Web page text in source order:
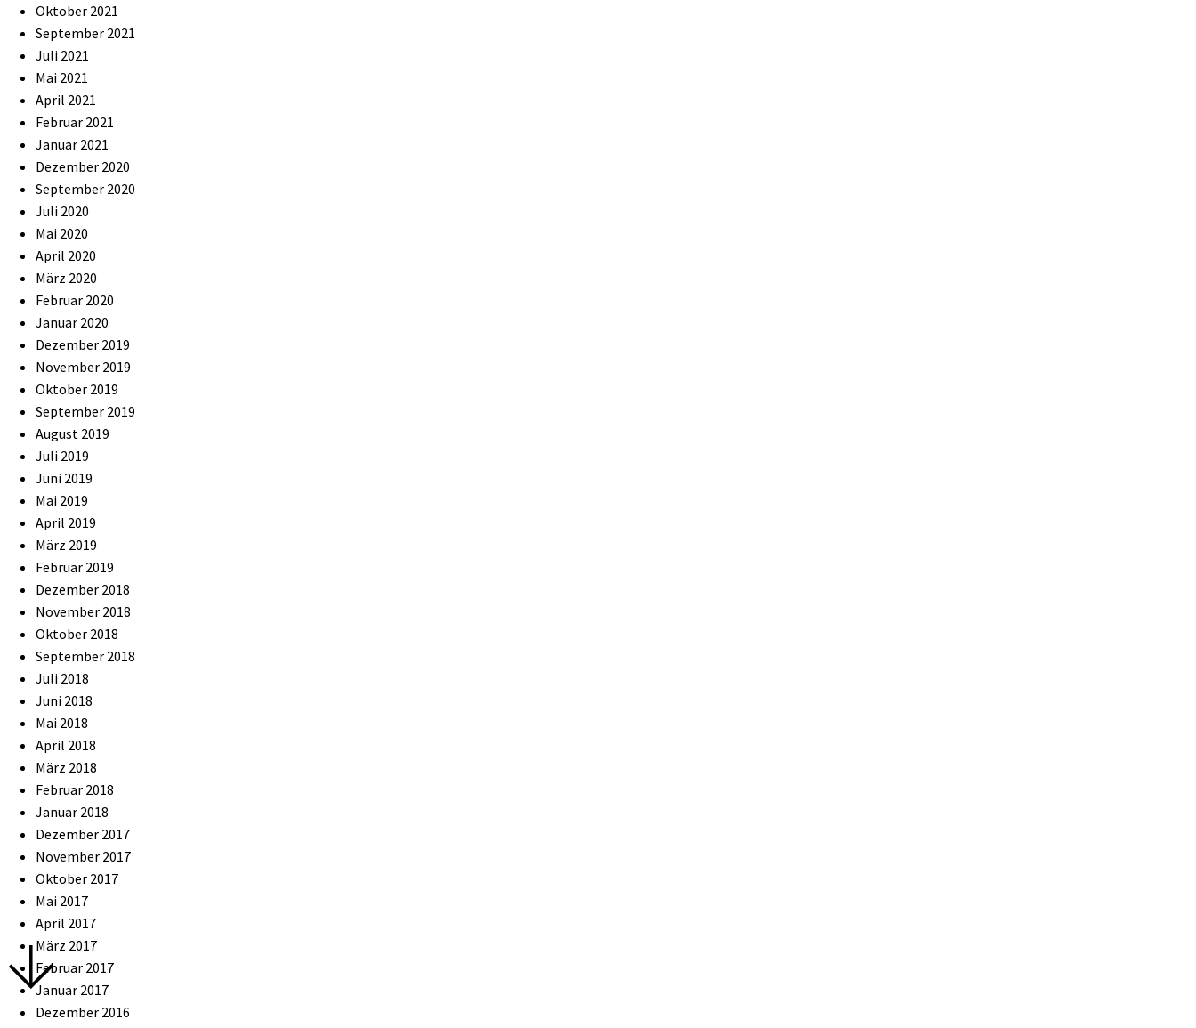
Oktober 2021
September 2021
Juli 2021
Mai 2021
April 2021
Februar 2021
Januar 2021
Dezember 2020
September 2020
Juli 2020
Mai 2020
April 2020
März 2020
Februar 2020
Januar 2020
Dezember 2019
November 2019
Oktober 2019
September 2019
August 2019
Juli 2019
Juni 2019
Mai 2019
April 2019
März 2019
Februar 2019
Dezember 2018
November 2018
Oktober 2018
September 2018
Juli 2018
Juni 2018
Mai 2018
April 2018
März 2018
Februar 2018
Januar 2018
Dezember 2017
November 2017
Oktober 2017
Mai 2017
April 2017
März 2017
Februar 2017
Januar 2017
Dezember 2016